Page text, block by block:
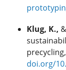
Klug, K.,
doi.org/